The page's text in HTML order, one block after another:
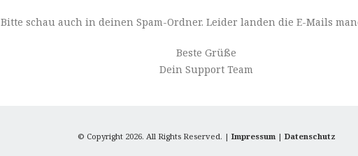
Bitte schau auch in deinen Spam-Ordner. Leider landen die E-Mails
Beste Grüße
Dein Support Team
© Copyright 2026. All Rights Reserved. | Impressum| Datenschutz